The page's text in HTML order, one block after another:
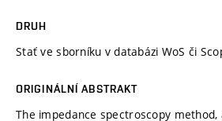
DRUH
Stať ve sborníku v databázi WoS či
ORIGINÁLNÍ ABSTRAKT
The impedance spectroscopy